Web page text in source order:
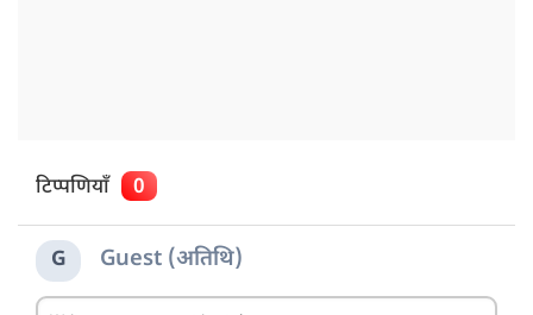
टिप्पणियाँ 0
G Guest (अतिथि)